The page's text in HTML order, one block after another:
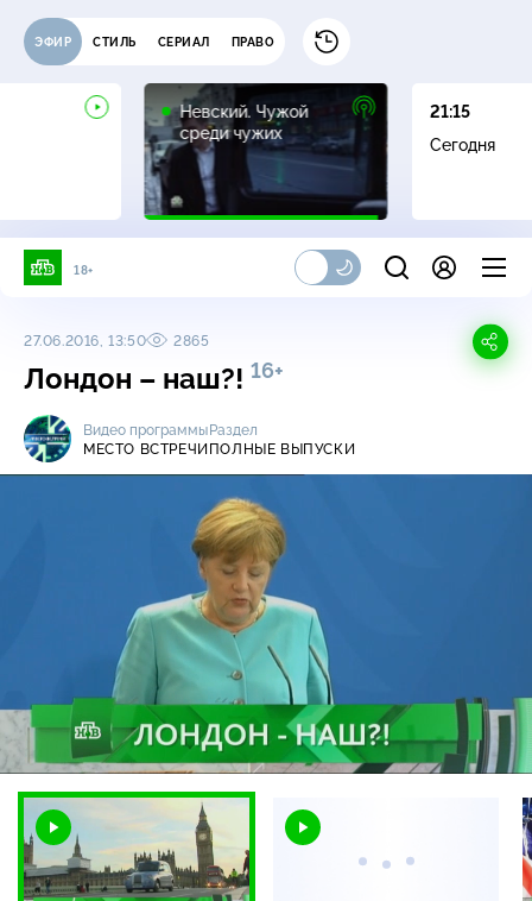
ЭФИР СТИЛЬ СЕРИАЛ ПРАВО
Невский. Чужой
среди чужих
16+
21:15
Сегодня
18+
27.06.2016, 13:50 2865
Лондон – наш?! 16+
Видео программы
МЕСТО ВСТРЕЧИ
Раздел
ПОЛНЫЕ ВЫПУСКИ
/
Загрузка: